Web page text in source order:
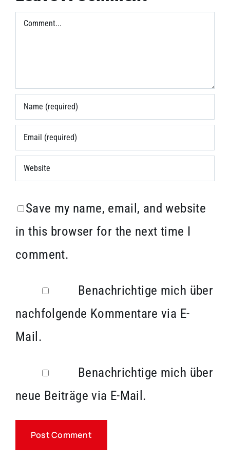
Comment
Save my name, email, and website
in this browser for the next time I
comment.
Benachrichtige mich über
nachfolgende Kommentare via E-
Mail.
Benachrichtige mich über
neue Beiträge via E-Mail.